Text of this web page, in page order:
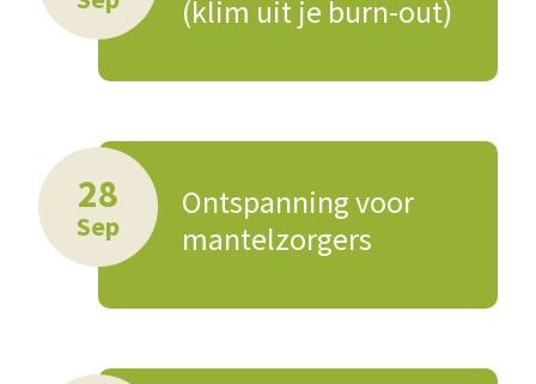
(klim uit je burn-out)
28
Sep
Ontspanning voor
mantelzorgers